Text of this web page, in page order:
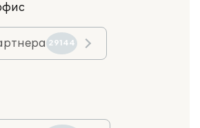
29144